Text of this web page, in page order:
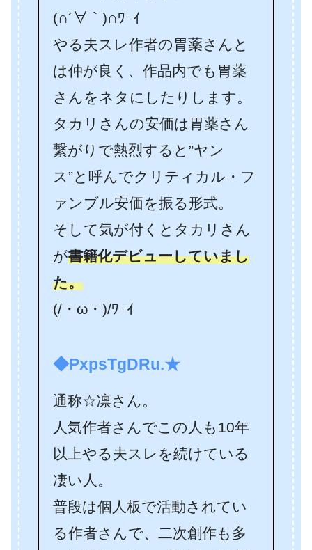
(∩´∀｀)∩ﾜｰｲ
やる夫スレ作者の胃薬さんと
は仲が良く、作品内でも胃薬
さんをネタにしたりします。
タカリさんの安価は胃薬さん
繋がりで熱烈すると”ヤン
ス”と呼んでクリティカル・フ
ァンブル安価を振る形式。
そして気が付くとタカリさん
が書籍化デビューしていまし
た。
(/・ω・)/ﾜｰｲ
◆PxpsTgDRu.★
通称☆凛さん。
人気作者さんでこの人も10年
以上やる夫スレを続けている
凄い人。
普段は個人板で活動されてい
る作者さんで、二次創作も多